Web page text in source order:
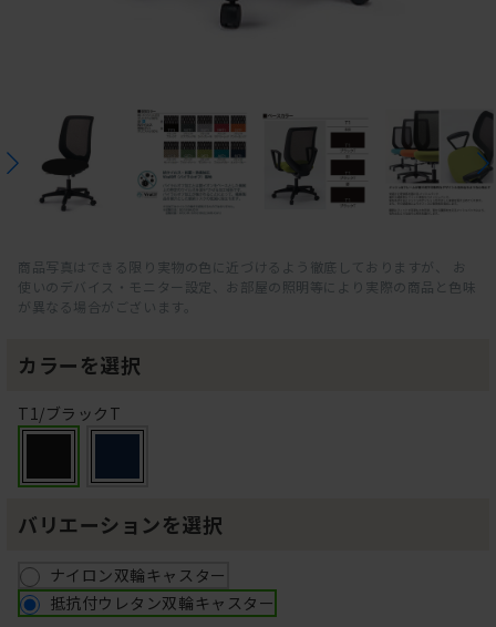
商品写真はできる限り実物の色に近づけるよう徹底しておりますが、 お
使いのデバイス・モニター設定、お部屋の照明等により実際の商品と色味
が異なる場合がございます。
カラーを選択
T1/ブラックT
バリエーションを選択
ナイロン双輪キャスター
抵抗付ウレタン双輪キャスター